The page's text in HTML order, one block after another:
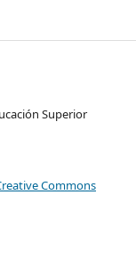
Superior
Commons